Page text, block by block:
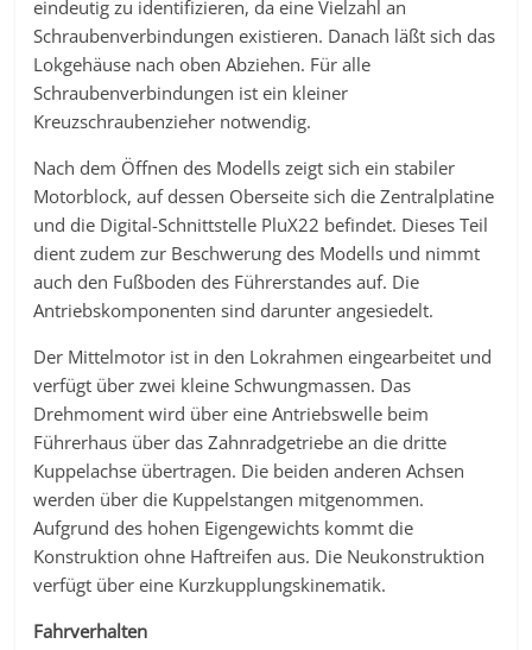
eindeutig zu identifizieren, da eine Vielzahl an
Schraubenverbindungen existieren. Danach läßt sich das
Lokgehäuse nach oben Abziehen. Für alle
Schraubenverbindungen ist ein kleiner
Kreuzschraubenzieher notwendig.
Nach dem Öffnen des Modells zeigt sich ein stabiler
Motorblock, auf dessen Oberseite sich die Zentralplatine
und die Digital-Schnittstelle PluX22 befindet. Dieses Teil
dient zudem zur Beschwerung des Modells und nimmt
auch den Fußboden des Führerstandes auf. Die
Antriebskomponenten sind darunter angesiedelt.
Der Mittelmotor ist in den Lokrahmen eingearbeitet und
verfügt über zwei kleine Schwungmassen. Das
Drehmoment wird über eine Antriebswelle beim
Führerhaus über das Zahnradgetriebe an die dritte
Kuppelachse übertragen. Die beiden anderen Achsen
werden über die Kuppelstangen mitgenommen.
Aufgrund des hohen Eigengewichts kommt die
Konstruktion ohne Haftreifen aus. Die Neukonstruktion
verfügt über eine Kurzkupplungskinematik.
Fahrverhalten